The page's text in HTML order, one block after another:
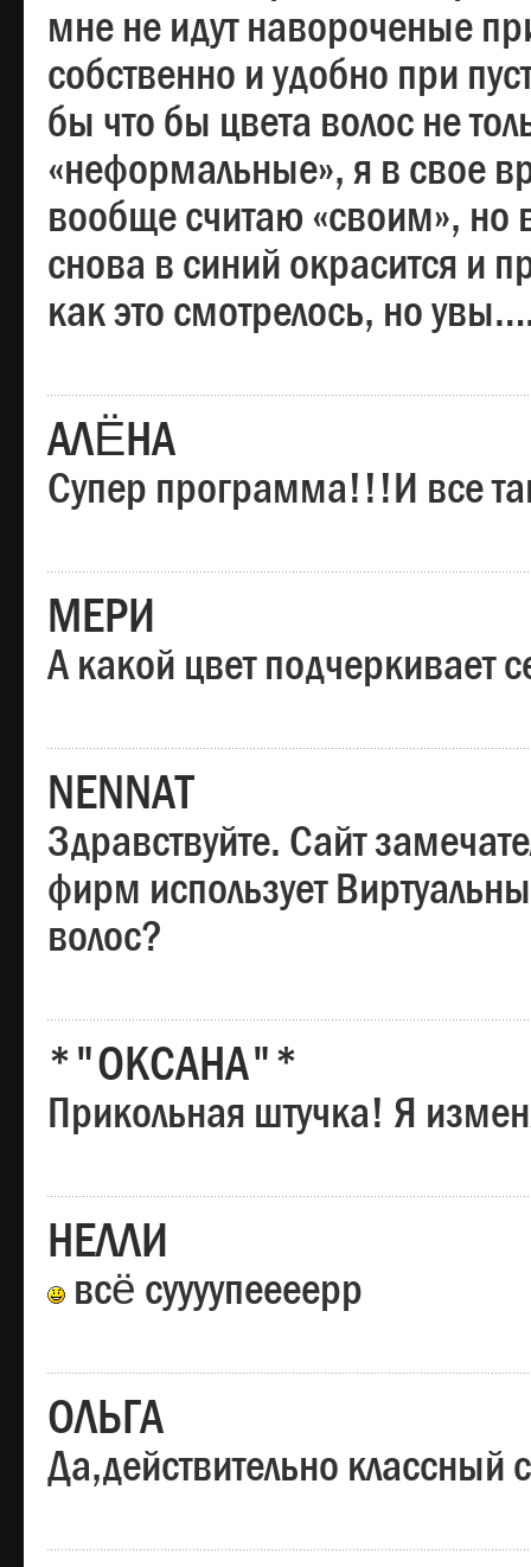
мне не идут навороченые
собственно и удобно при
бы что бы цвета волос не
«неформальные», я в свое
вообще считаю «своим», но
снова в синий окрасится и
как это смотрелось, но
АЛЁНА
Супер программа!!!И все
МЕРИ
А какой цвет подчеркивает
NENNAT
Здравствуйте. Сайт
фирм использует
волос?
*"ОКСАНА"*
Прикольная штучка! Я
НЕЛЛИ
всё суууупеееерр
ОЛЬГА
Да,действительно классный